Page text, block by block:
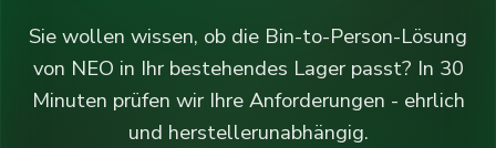
Sie wollen wissen, ob die Bin-to-Person-Lösung
von NEO in Ihr bestehendes Lager passt? In 30
Minuten prüfen wir Ihre Anforderungen - ehrlich
und herstellerunabhängig.